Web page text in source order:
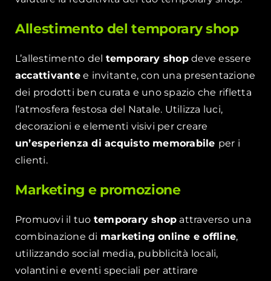
Allestimento del temporary shop
L’allestimento del temporary shopdeve essere
accattivantee invitante, con una presentazione
dei prodotti ben curata e uno spazio che rifletta
l’atmosfera festosa del Natale. Utilizza luci,
decorazioni e elementi visivi per creare
un’esperienza di acquisto memorabile per i
clienti.
Marketing e promozione
Promuovi il tuo temporary shop attraverso una
combinazione di marketing online e offline,
utilizzando social media, pubblicità locali,
volantini e eventi speciali per attirare